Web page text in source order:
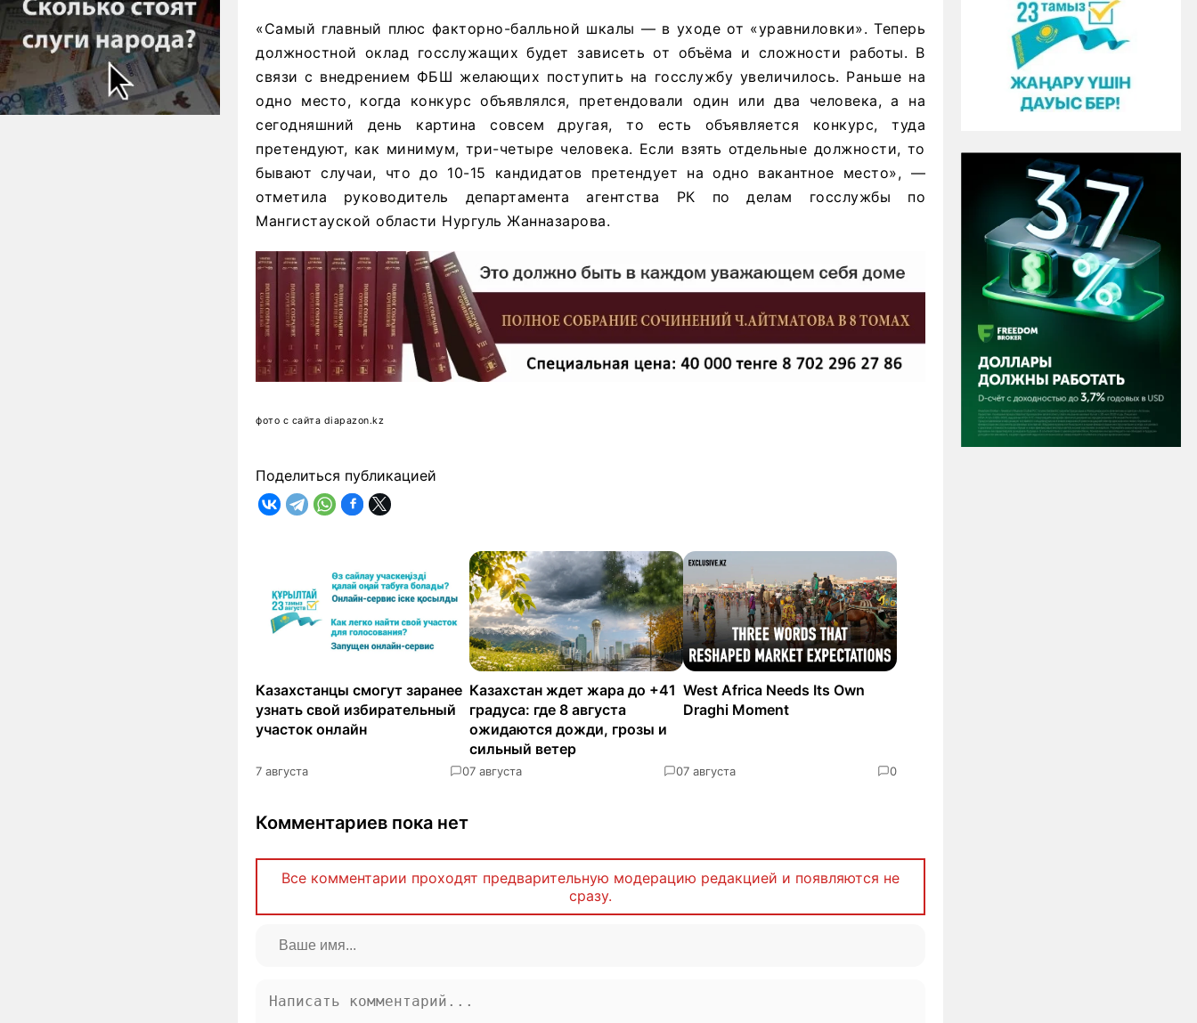
«Самый главный плюс факторно-балльной шкалы — в уходе от «уравниловки». Теперь
должностной оклад госслужащих будет зависеть от объёма и сложности работы. В
связи с внедрением ФБШ желающих поступить на госслужбу увеличилось. Раньше на
одно место, когда конкурс объявлялся, претендовали один или два человека, а на
сегодняшний день картина совсем другая, то есть объявляется конкурс, туда
претендуют, как минимум, три-четыре человека. Если взять отдельные должности, то
бывают случаи, что до 10-15 кандидатов претендует на одно вакантное место», —
отметила руководитель департамента агентства РК по делам госслужбы по
Мангистауской области Нургуль Жанназарова.
фото с сайта diapazon.kz
Поделиться публикацией
Казахстанцы смогут заранее
узнать свой избирательный
участок онлайн
7 августа 0
Казахстан ждет жара до +41
градуса: где 8 августа
ожидаются дожди, грозы и
сильный ветер
7 августа 0
West Africa Needs Its Own
Draghi Moment
7 августа 0
Комментариев пока нет
Все комментарии проходят предварительную модерацию редакцией и появляются не
сразу.